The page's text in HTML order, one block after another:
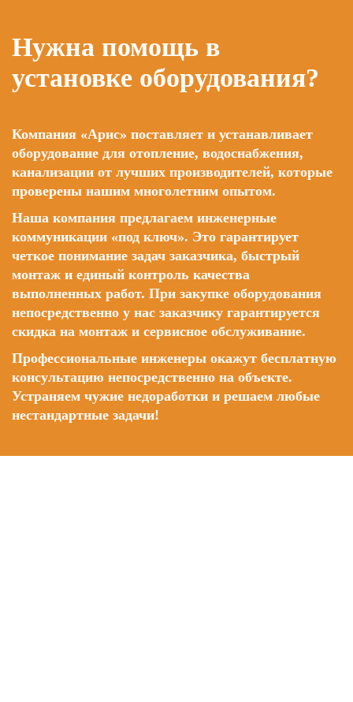
Нужна помощь в
установке оборудования?
Компания «Арис» поставляет и устанавливает
оборудование для отопление, водоснабжения,
канализации от лучших производителей, которые
проверены нашим многолетним опытом.
Наша компания предлагаем инженерные
коммуникации «под ключ». Это гарантирует
четкое понимание задач заказчика, быстрый
монтаж и единый контроль качества
выполненных работ. При закупке оборудования
непосредственно у нас заказчику гарантируется
скидка на монтаж и сервисное обслуживание.
Профессиональные инженеры окажут бесплатную
консультацию непосредственно на объекте.
Устраняем чужие недоработки и решаем любые
нестандартные задачи!